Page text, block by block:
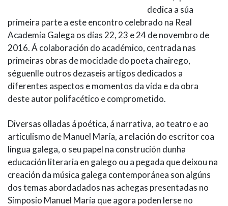
dedica a súa
primeira parte a este encontro celebrado na Real
Academia Galega os días 22, 23 e 24 de novembro de
2016. Á colaboración do académico, centrada nas
primeiras obras de mocidade do poeta chairego,
séguenlle outros dezaseis artigos dedicados a
diferentes aspectos e momentos da vida e da obra
deste autor polifacético e comprometido.
Diversas olladas á poética, á narrativa, ao teatro e ao
articulismo de Manuel María, a relación do escritor coa
lingua galega, o seu papel na construción dunha
educación literaria en galego ou a pegada que deixou na
creación da música galega contemporánea son algúns
dos temas abordadados nas achegas presentadas no
Simposio Manuel María que agora poden lerse no